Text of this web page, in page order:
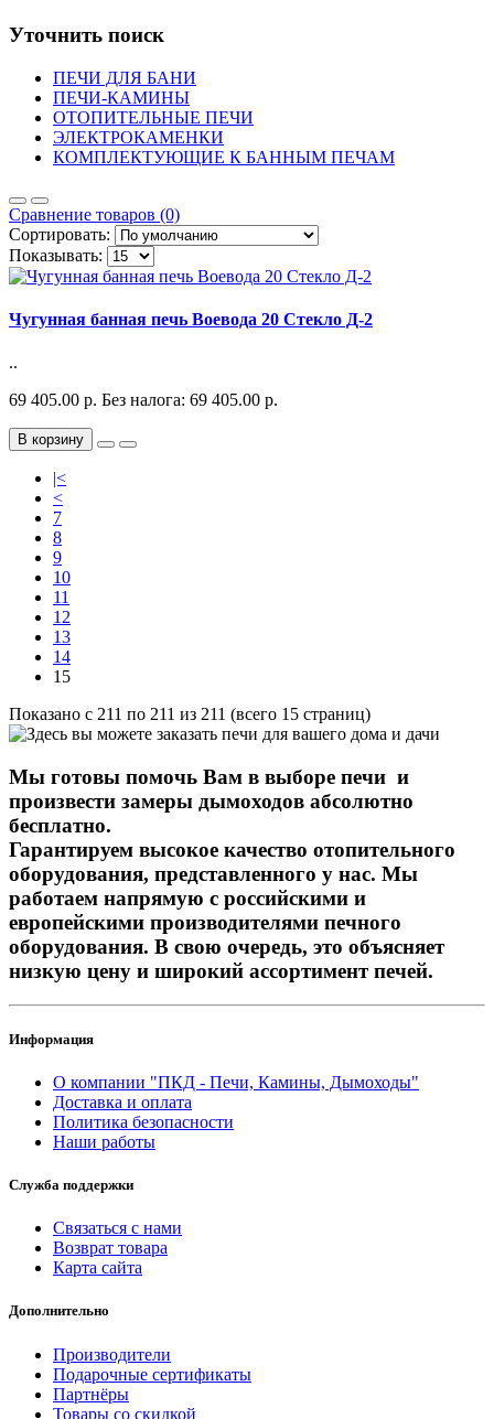
Уточнить поиск
ПЕЧИ ДЛЯ БАНИ
ПЕЧИ-КАМИНЫ
ОТОПИТЕЛЬНЫЕ ПЕЧИ
ЭЛЕКТРОКАМЕНКИ
КОМПЛЕКТУЮЩИЕ К БАННЫМ ПЕЧАМ
Сравнение товаров (0)
Сортировать:
Показывать:
Чугунная банная печь Воевода 20 Стекло Д-2
..
69 405.00 р. Без налога: 69 405.00 р.
В корзину
|<
<
7
8
9
10
11
12
13
14
15
Показано с 211 по 211 из 211 (всего 15 страниц)
Мы готовы помочь Вам в выборе печи и
произвести замеры дымоходов абсолютно
бесплатно.
Гарантируем высокое качество отопительного
оборудования, представленного у нас. Мы
работаем напрямую с российскими и
европейскими производителями печного
оборудования. В свою очередь, это объясняет
низкую цену и широкий ассортимент печей.
Информация
О компании "ПКД - Печи, Камины, Дымоходы"
Доставка и оплата
Политика безопасности
Наши работы
Служба поддержки
Связаться с нами
Возврат товара
Карта сайта
Дополнительно
Производители
Подарочные сертификаты
Партнёры
Товары со скидкой